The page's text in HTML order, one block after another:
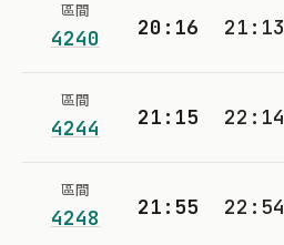
區間
4240 20:16 21:13
區間
4244 21:15 22:14
區間
4248 21:55 22:54